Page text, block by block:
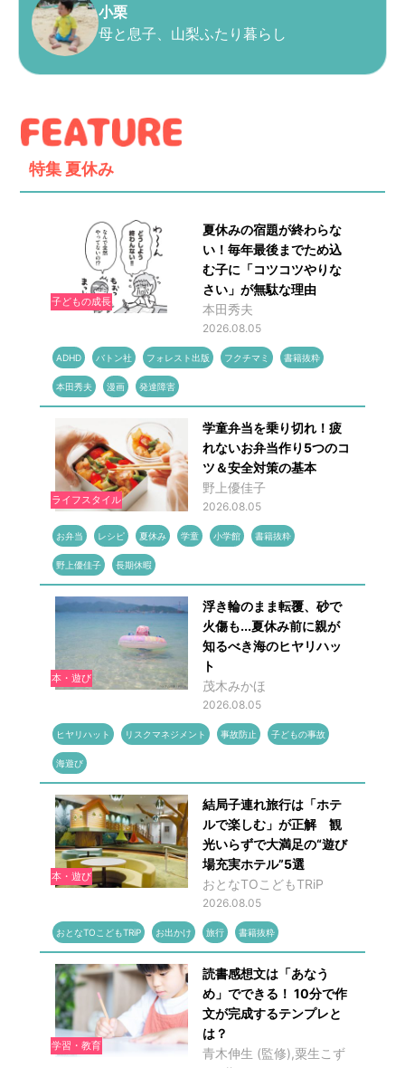
小栗
母と息子、山梨ふたり暮らし
特集 夏休み
子どもの成長
夏休みの宿題が終わらな
い！毎年最後までため込
む子に「コツコツやりな
さい」が無駄な理由
本田秀夫
2026.08.05
ADHD バトン社 フォレスト出版 フクチマミ 書籍抜粋
本田秀夫 漫画 発達障害
ライフスタイル
学童弁当を乗り切れ！疲
れないお弁当作り5つのコ
ツ＆安全対策の基本
野上優佳子
2026.08.05
お弁当 レシピ 夏休み 学童 小学館 書籍抜粋
野上優佳子 長期休暇
本・遊び
浮き輪のまま転覆、砂で
火傷も...夏休み前に親が
知るべき海のヒヤリハッ
ト
茂木みかほ
2026.08.05
ヒヤリハット リスクマネジメント 事故防止 子どもの事故
海遊び
本・遊び
結局子連れ旅行は「ホテ
ルで楽しむ」が正解 観
光いらずで大満足の“遊び
場充実ホテル”5選
おとなTOこどもTRiP
2026.08.05
おとなTOこどもTRiP お出かけ 旅行 書籍抜粋
学習・教育
読書感想文は「あなう
め」でできる！ 10分で作
文が完成するテンプレと
は？
青木伸生 (監修),粟生こず